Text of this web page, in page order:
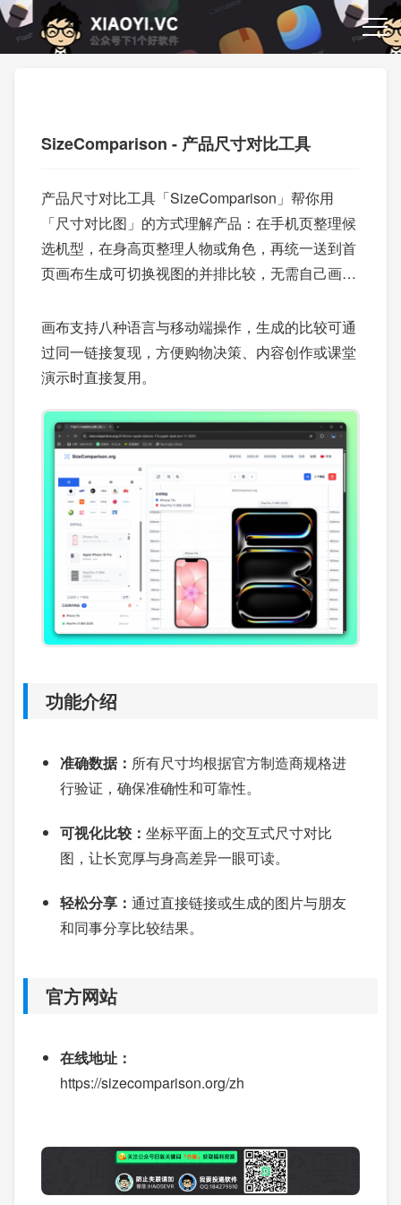
SizeComparison - 产品尺寸对比工具
产品尺寸对比工具「SizeComparison」帮你用
「尺寸对比图」的方式理解产品：在手机页整理候
选机型，在身高页整理人物或角色，再统一送到首
页画布生成可切换视图的并排比较，无需自己画表
画布支持八种语言与移动端操作，生成的比较可通
过同一链接复现，方便购物决策、内容创作或课堂
演示时直接复用。
功能介绍
准确数据： 所有尺寸均根据官方制造商规格进
行验证，确保准确性和可靠性。
可视化比较： 坐标平面上的交互式尺寸对比
图，让长宽厚与身高差异一眼可读。
轻松分享： 通过直接链接或生成的图片与朋友
和同事分享比较结果。
官方网站
在线地址：
https://sizecomparison.org/zh